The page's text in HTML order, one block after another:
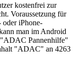
kostenfrei zur
Voraussetzung für
oder iPhone-
man im Android
"ADAC Pannenhilfe"
"ADAC" an 4263